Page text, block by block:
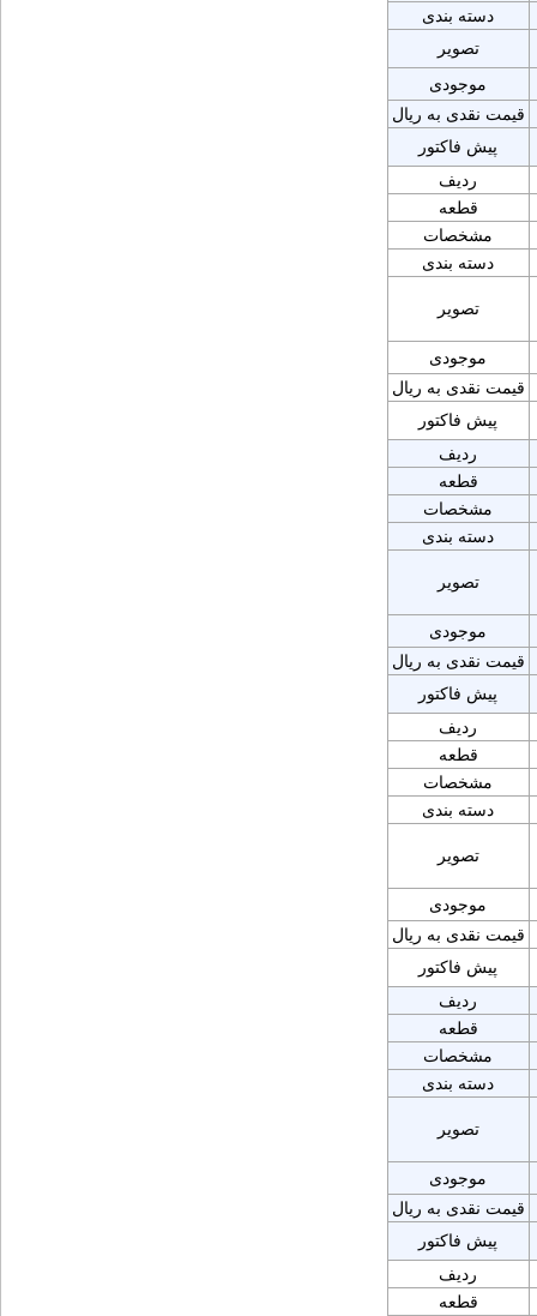
دسته بندی
تصویر
موجودی
قیمت نقدی به ریال
پیش فاکتور
ردیف
قطعه
مشخصات
دسته بندی
تصویر
موجودی
قیمت نقدی به ریال
پیش فاکتور
ردیف
قطعه
مشخصات
دسته بندی
تصویر
موجودی
قیمت نقدی به ریال
پیش فاکتور
ردیف
قطعه
مشخصات
دسته بندی
تصویر
موجودی
قیمت نقدی به ریال
پیش فاکتور
ردیف
قطعه
مشخصات
دسته بندی
تصویر
موجودی
قیمت نقدی به ریال
پیش فاکتور
ردیف
قطعه